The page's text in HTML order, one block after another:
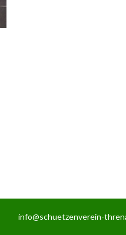
info@schuetzenverein-